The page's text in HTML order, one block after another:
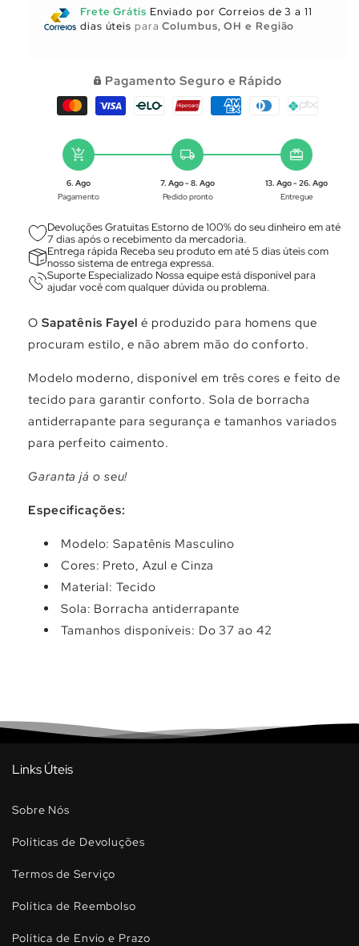
de
Utensílios
de
Utensílios
Frete Grátis Enviado por Correios de 3 a 11
dias úteis paraColumbus, OH e Região
Pagamento Seguro e Rápido
add_shopping_cart
6. Ago
Pagamento
local_shipping
7. Ago - 8. Ago
Pedido pronto
redeem
13. Ago - 26. Ago
Entregue
Devoluções Gratuitas Estorno de 100% do seu dinheiro em até
7 dias após o recebimento da mercadoria.
Entrega rápida Receba seu produto em até 5 dias úteis com
nosso sistema de entrega expressa.
Suporte Especializado Nossa equipe está disponível para
ajudar você com qualquer dúvida ou problema.
O Sapatênis Fayel é produzido para homens que
procuram estilo, e não abrem mão do conforto.
Modelo moderno, disponível em três cores e feito de
tecido para garantir conforto. Sola de borracha
antiderrapante para segurança e tamanhos variados
para perfeito caimento.
Garanta já o seu!
Especificações:
Modelo: Sapatênis Masculino
Cores: Preto, Azul e Cinza
Material: Tecido
Sola: Borracha antiderrapante
Tamanhos disponíveis: Do 37 ao 42
Links Úteis
Sobre Nós
Políticas de Devoluções
Termos de Serviço
Política de Reembolso
Política de Envio e Prazo